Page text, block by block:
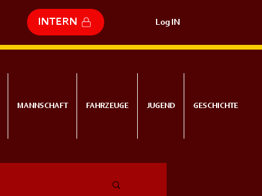
INTERN Log IN
MANNSCHAFT FAHRZEUGE JUGEND GESCHICHTE